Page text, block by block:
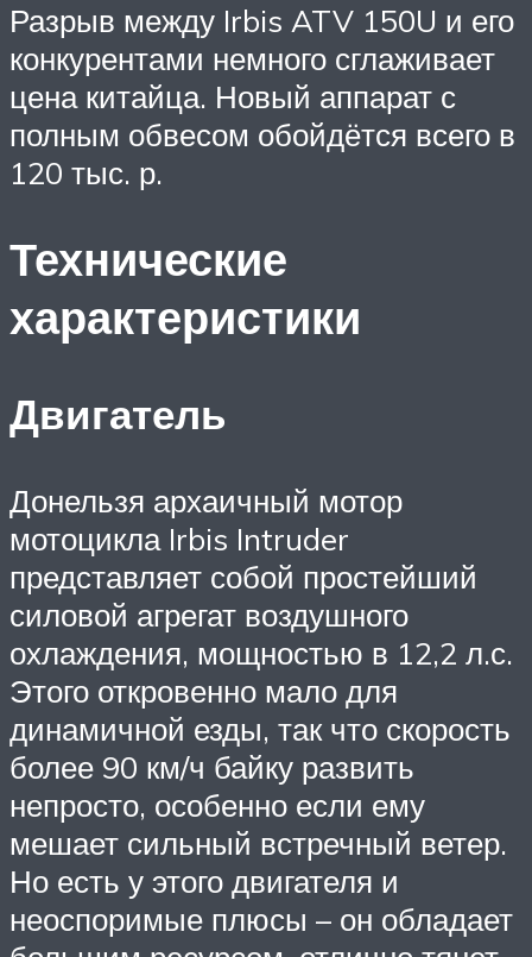
Разрыв между Irbis ATV 150U и его
конкурентами немного сглаживает
цена китайца. Новый аппарат с
полным обвесом обойдётся всего в
120 тыс. р.
Технические
характеристики
Двигатель
Донельзя архаичный мотор
мотоцикла Irbis Intruder
представляет собой простейший
силовой агрегат воздушного
охлаждения, мощностью в 12,2 л.с.
Этого откровенно мало для
динамичной езды, так что скорость
более 90 км/ч байку развить
непросто, особенно если ему
мешает сильный встречный ветер.
Но есть у этого двигателя и
неоспоримые плюсы – он обладает